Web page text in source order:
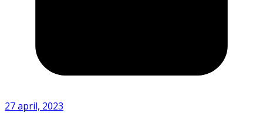
27 april, 2023